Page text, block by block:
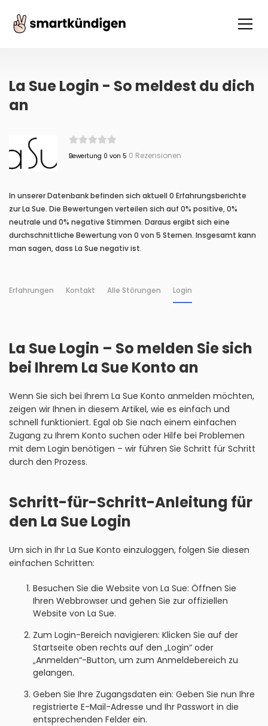
La Sue Login - So meldest du dich
an
Bewertung 0 von 5 0 Rezensionen
In unserer Datenbank befinden sich aktuell 0 Erfahrungsberichte
zur La Sue. Die Bewertungen verteilen sich auf 0% positive, 0%
neutrale und 0% negative Stimmen. Daraus ergibt sich eine
durchschnittliche Bewertung von 0 von 5 Sternen. Insgesamt kann
man sagen, dass La Sue negativ ist.
Erfahrungen Kontakt Alle Störungen Login
La Sue Login – So melden Sie sich
bei Ihrem La Sue Konto an
Wenn Sie sich bei Ihrem La Sue Konto anmelden möchten,
zeigen wir Ihnen in diesem Artikel, wie es einfach und
schnell funktioniert. Egal ob Sie nach einem einfachen
Zugang zu Ihrem Konto suchen oder Hilfe bei Problemen
mit dem Login benötigen – wir führen Sie Schritt für Schritt
durch den Prozess.
Schritt-für-Schritt-Anleitung für
den La Sue Login
Um sich in Ihr La Sue Konto einzuloggen, folgen Sie diesen
einfachen Schritten:
Besuchen Sie die Website von La Sue: Öffnen Sie
Ihren Webbrowser und gehen Sie zur offiziellen
Website von La Sue.
Zum Login-Bereich navigieren: Klicken Sie auf der
Startseite oben rechts auf den „Login“ oder
„Anmelden“-Button, um zum Anmeldebereich zu
gelangen.
Geben Sie Ihre Zugangsdaten ein: Geben Sie nun Ihre
registrierte E-Mail-Adresse und Ihr Passwort in die
entsprechenden Felder ein.